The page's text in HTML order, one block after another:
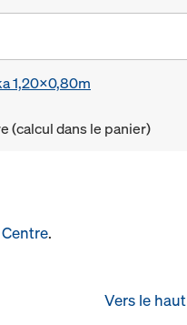
1,20x0,80m
(calcul dans le panier)
.
Vers le haut